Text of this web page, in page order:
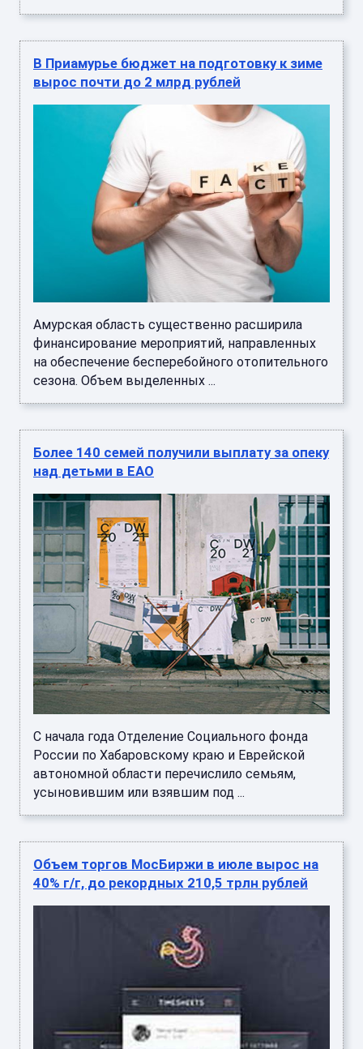
В Приамурье бюджет на подготовку к зиме
вырос почти до 2 млрд рублей
Амурская область существенно расширила
финансирование мероприятий, направленных
на обеспечение бесперебойного отопительного
сезона. Объем выделенных ...
Более 140 семей получили выплату за опеку
над детьми в ЕАО
С начала года Отделение Социального фонда
России по Хабаровскому краю и Еврейской
автономной области перечислило семьям,
усыновившим или взявшим под ...
Объем торгов МосБиржи в июле вырос на
40% г/г, до рекордных 210,5 трлн рублей